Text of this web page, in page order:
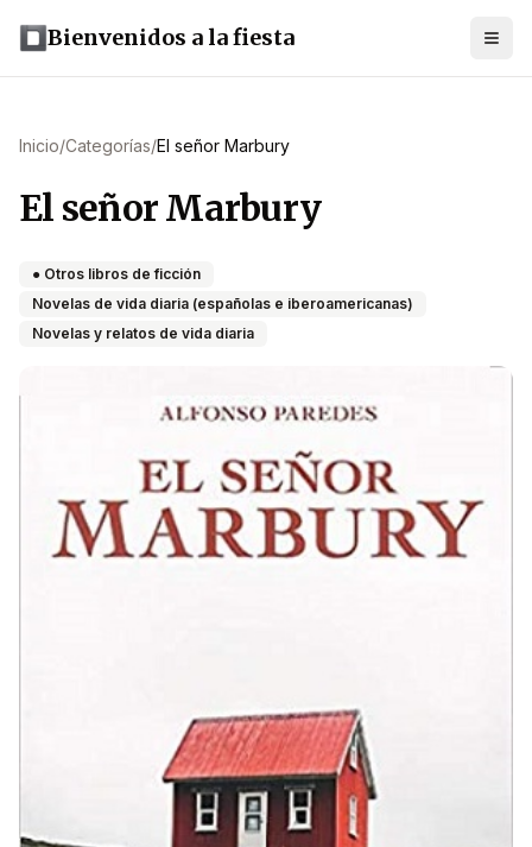
Bienvenidos a la fiesta
Inicio/Categorías/El señor Marbury
El señor Marbury
● Otros libros de ficción
Novelas de vida diaria (españolas e iberoamericanas)
Novelas y relatos de vida diaria